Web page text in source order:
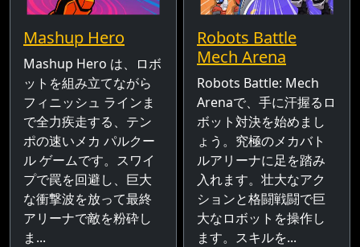
Mashup Hero
Mashup Hero は、ロボ
ットを組み立てながら
フィニッシュ ラインま
で全力疾走する、テン
ポの速いメカ パルクー
ル ゲームです。スワイ
プで罠を回避し、巨大
な衝撃波を放って最終
アリーナで敵を粉砕し
ま...
Robots Battle
Mech Arena
Robots Battle: Mech
Arenaで、手に汗握るロ
ボット対決を始めまし
ょう。究極のメカバト
ルアリーナに足を踏み
入れます。壮大なアク
ションと格闘戦闘で巨
大なロボットを操作し
ます。スキルを...